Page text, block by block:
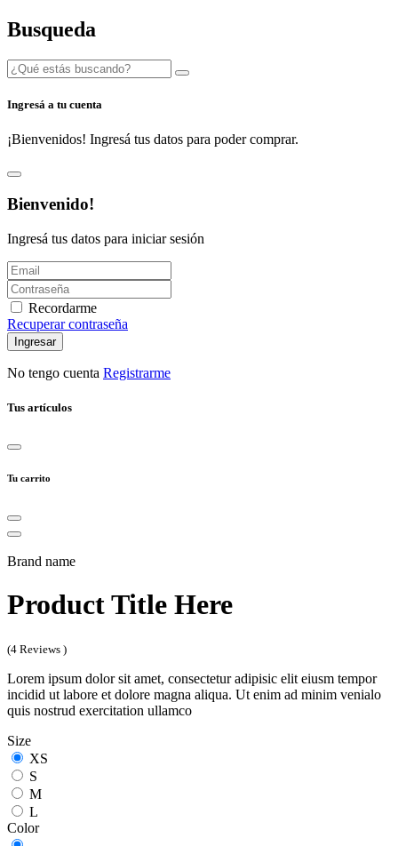
Busqueda
Ingresá a tu cuenta
¡Bienvenidos! Ingresá tus datos para poder comprar.
Bienvenido!
Ingresá tus datos para iniciar sesión
Recordarme
Recuperar contraseña
Ingresar
No tengo cuenta Registrarme
Tus artículos
Tu carrito
Brand name
Product Title Here
(4 Reviews )
Lorem ipsum dolor sit amet, consectetur adipisic elit eiusm tempor
incidid ut labore et dolore magna aliqua. Ut enim ad minim venialo
quis nostrud exercitation ullamco
Size
XS
S
M
L
Color